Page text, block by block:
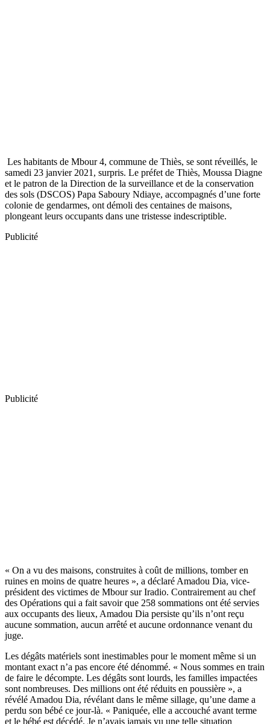
Les habitants de Mbour 4, commune de Thiès, se sont réveillés, le
samedi 23 janvier 2021, surpris. Le préfet de Thiès, Moussa Diagne
et le patron de la Direction de la surveillance et de la conservation
des sols (DSCOS) Papa Saboury Ndiaye, accompagnés d’une forte
colonie de gendarmes, ont démoli des centaines de maisons,
plongeant leurs occupants dans une tristesse indescriptible.
Publicité
Publicité
« On a vu des maisons, construites à coût de millions, tomber en
ruines en moins de quatre heures », a déclaré Amadou Dia, vice-
président des victimes de Mbour sur Iradio. Contrairement au chef
des Opérations qui a fait savoir que 258 sommations ont été servies
aux occupants des lieux, Amadou Dia persiste qu’ils n’ont reçu
aucune sommation, aucun arrêté et aucune ordonnance venant du
juge.
Les dégâts matériels sont inestimables pour le moment même si un
montant exact n’a pas encore été dénommé. « Nous sommes en train
de faire le décompte. Les dégâts sont lourds, les familles impactées
sont nombreuses. Des millions ont été réduits en poussière », a
révélé Amadou Dia, révélant dans le même sillage, qu’une dame a
perdu son bébé ce jour-là. « Paniquée, elle a accouché avant terme
et le bébé est décédé. Je n’avais jamais vu une telle situation